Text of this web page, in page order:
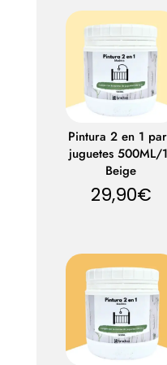
Pintura 2 en 1
juguetes 500ML/
Beige
29,90€